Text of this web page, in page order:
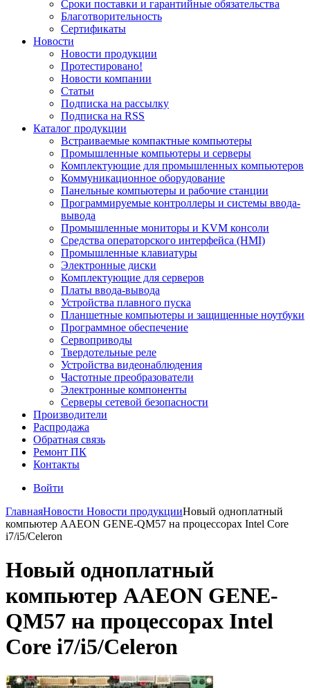
Сроки поставки и гарантийные обязательства
Благотворительность
Сертификаты
Новости
Новости продукции
Протестировано!
Новости компании
Статьи
Подписка на рассылку
Подписка на RSS
Каталог продукции
Встраиваемые компактные компьютеры
Промышленные компьютеры и серверы
Комплектующие для промышленных компьютеров
Коммуникационное оборудование
Панельные компьютеры и рабочие станции
Программируемые контроллеры и системы ввода-
вывода
Промышленные мониторы и KVM консоли
Средства операторского интерфейса (HMI)
Промышленные клавиатуры
Электронные диски
Комплектующие для серверов
Платы ввода-вывода
Устройства плавного пуска
Планшетные компьютеры и защищенные ноутбуки
Программное обеспечение
Сервоприводы
Твердотельные реле
Устройства видеонаблюдения
Частотные преобразователи
Электронные компоненты
Серверы сетевой безопасности
Производители
Распродажа
Обратная связь
Ремонт ПК
Контакты
Войти
ГлавнаяНовости Новости продукцииНовый одноплатный
компьютер AAEON GENE-QM57 на процессорах Intel Core
i7/i5/Celeron
Новый одноплатный
компьютер AAEON GENE-
QM57 на процессорах Intel
Core i7/i5/Celeron